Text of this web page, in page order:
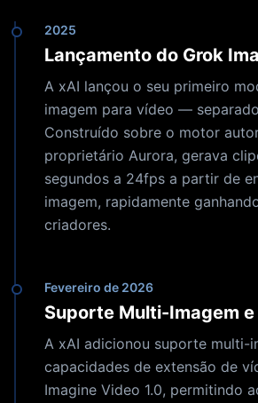
2025
Lançamento do Grok
A xAI lançou o seu primeiro
imagem para vídeo —
Construído sobre o motor
proprietário Aurora, gerava
segundos a 24fps a partir de
imagem, rapidamente
criadores.
Fevereiro de 2026
Suporte Multi-Imagem e
A xAI adicionou suporte multi-
capacidades de extensão de
Imagine Video 1.0, permitindo